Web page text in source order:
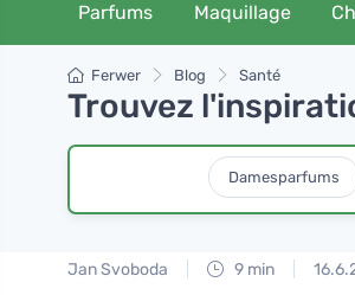
Parfums Maquillage
Ferwer Blog Santé
Trouvez
Damesparfums
Jan Svoboda 9 min